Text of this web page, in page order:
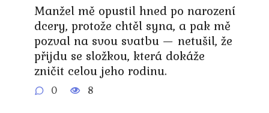
Manžel mě opustil hned po narození
dcery, protože chtěl syna, a pak mě
pozval na svou svatbu — netušil, že
přijdu se složkou, která dokáže
zničit celou jeho rodinu.
0 8